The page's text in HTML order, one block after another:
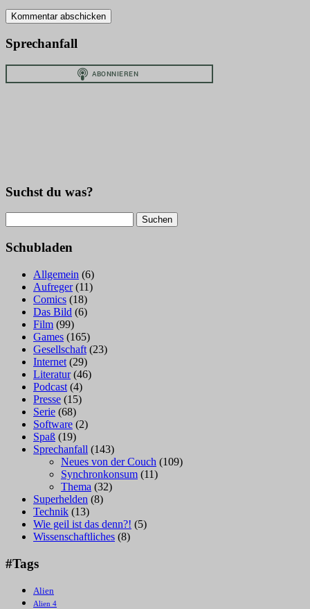
Sprechanfall
Suchst du was?
nach:
Schubladen
Allgemein (6)
Aufreger(11)
Comics (18)
Das Bild (6)
Film (99)
Games (165)
Gesellschaft (23)
Internet (29)
Literatur(46)
Podcast (4)
Presse (15)
Serie (68)
Software (2)
Spaß (19)
Sprechanfall (143)
Neues von der Couch (109)
Synchronkonsum (11)
Thema (32)
Superhelden (8)
Technik (13)
Wie geil ist das denn?! (5)
Wissenschaftliches (8)
#Tags
Alien
Alien 4